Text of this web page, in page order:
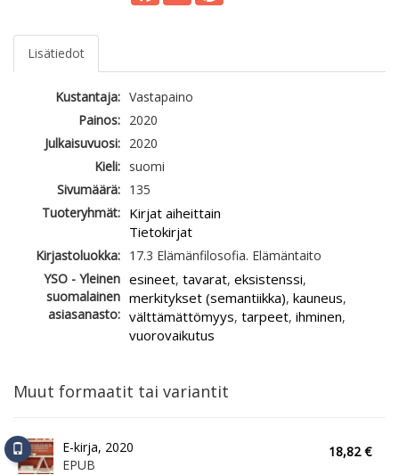
Lisätiedot
Kustantaja: Vastapaino
Painos: 2020
Julkaisuvuosi: 2020
Kieli: suomi
Sivumäärä: 135
Tuoteryhmät: Kirjat aiheittain
Tietokirjat
Kirjastoluokka: 17.3 Elämänfilosofia. Elämäntaito
YSO - Yleinen
suomalainen
asiasanasto:
esineet, tavarat, eksistenssi,
merkitykset (semantiikka), kauneus,
välttämättömyys, tarpeet, ihminen,
vuorovaikutus
Muut formaatit tai variantit
E-kirja, 2020
EPUB
18,82 €